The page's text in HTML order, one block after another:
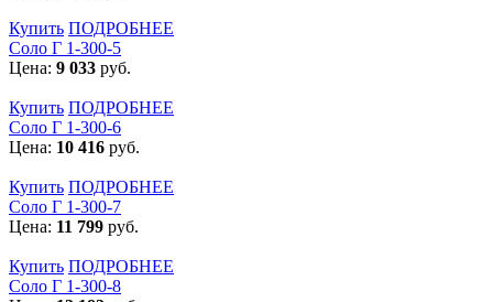
Купить ПОДРОБНЕЕ
Соло Г 1-300-5
Цена: 9 033 руб.
Купить ПОДРОБНЕЕ
Соло Г 1-300-6
Цена: 10 416 руб.
Купить ПОДРОБНЕЕ
Соло Г 1-300-7
Цена: 11 799 руб.
Купить ПОДРОБНЕЕ
Соло Г 1-300-8